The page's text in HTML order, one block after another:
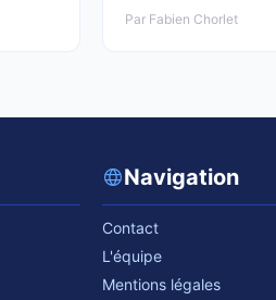
Par Fabien Chorlet
Navigation
Contact
L'équipe
Mentions légales